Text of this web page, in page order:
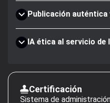
Publicación
IA ética al servicio de
Certificación
Sistema de